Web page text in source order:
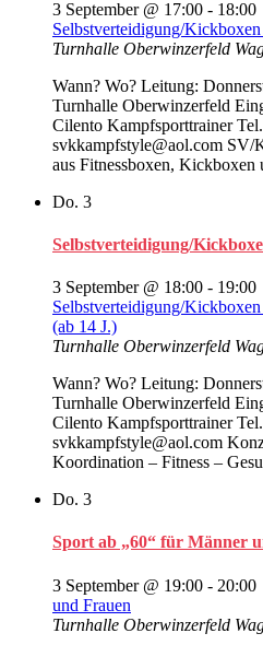
3 September @ 17:00 - 18:00
Selbstverteidigung/
Turnhalle Oberwinzerfeld
Wann? Wo? Leitung:
Turnhalle Oberwinzerfeld
Cilento Kampfsporttrainer
svkkampfstyle@aol.com SV/
aus Fitnessboxen,
Do. 3
Selbstverteidigung/
3 September @ 18:00 - 19:00
Selbstverteidigung/
(ab 14 J.)
Turnhalle Oberwinzerfeld
Wann? Wo? Leitung:
Turnhalle Oberwinzerfeld
Cilento Kampfsporttrainer
svkkampfstyle@aol.com
Koordination – Fitness –
Do. 3
Sport ab „60“ für Männer
3 September @ 19:00 - 20:00
und Frauen
Turnhalle Oberwinzerfeld